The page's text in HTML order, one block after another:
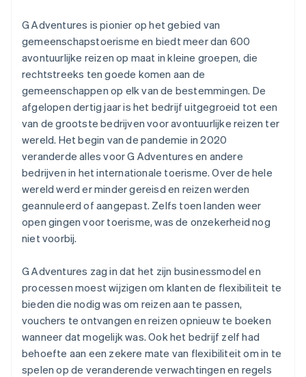
G Adventures is pionier op het gebied van
gemeenschapstoerisme en biedt meer dan 600
avontuurlijke reizen op maat in kleine groepen, die
rechtstreeks ten goede komen aan de
gemeenschappen op elk van de bestemmingen. De
afgelopen dertig jaar is het bedrijf uitgegroeid tot een
van de grootste bedrijven voor avontuurlijke reizen ter
wereld. Het begin van de pandemie in 2020
veranderde alles voor G Adventures en andere
bedrijven in het internationale toerisme. Over de hele
wereld werd er minder gereisd en reizen werden
geannuleerd of aangepast. Zelfs toen landen weer
open gingen voor toerisme, was de onzekerheid nog
niet voorbij.
G Adventures zag in dat het zijn businessmodel en
processen moest wijzigen om klanten de flexibiliteit te
bieden die nodig was om reizen aan te passen,
vouchers te ontvangen en reizen opnieuw te boeken
wanneer dat mogelijk was. Ook het bedrijf zelf had
behoefte aan een zekere mate van flexibiliteit om in te
spelen op de veranderende verwachtingen en regels